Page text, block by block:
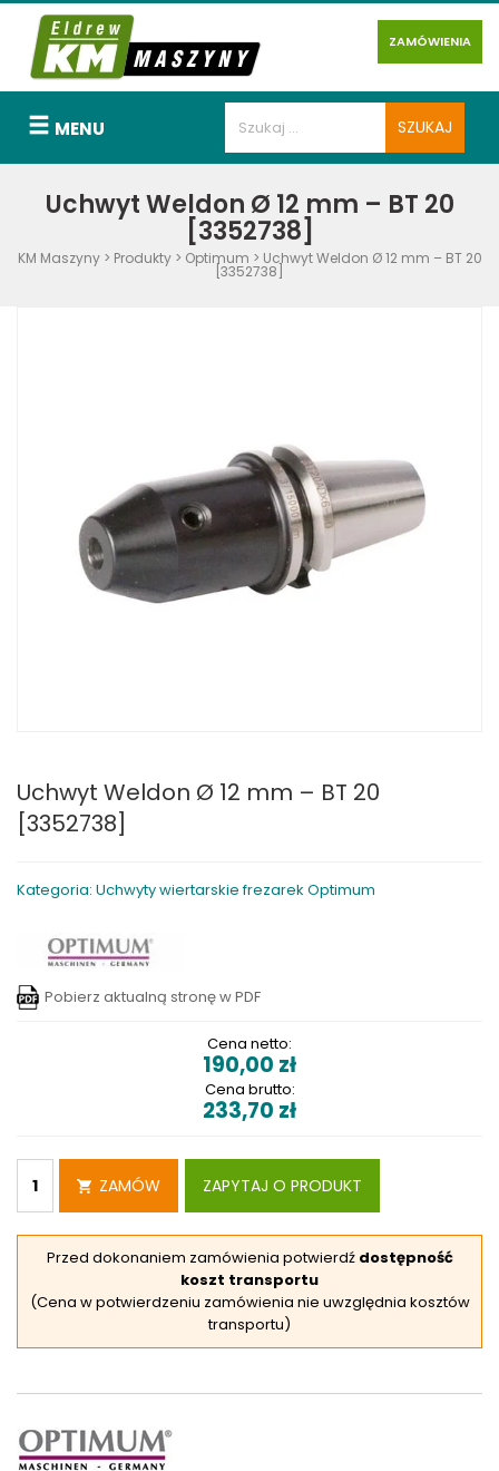
ZAMÓWIENIA
MENU
Uchwyt Weldon Ø 12 mm – BT 20
[3352738]
KM Maszyny> Produkty> Optimum > Uchwyt Weldon Ø 12 mm – BT 20
[3352738]
Uchwyt Weldon Ø 12 mm – BT 20
[3352738]
Kategoria: Uchwyty wiertarskie frezarek Optimum
Pobierz aktualną stronę w PDF
Cena netto:
190,00 zł
Cena brutto:
233,70 zł
ZAMÓW ZAPYTAJ O PRODUKT
Przed dokonaniem zamówienia potwierdź dostępność
koszt transportu
(Cena w potwierdzeniu zamówienia nie uwzględnia kosztów
transportu)